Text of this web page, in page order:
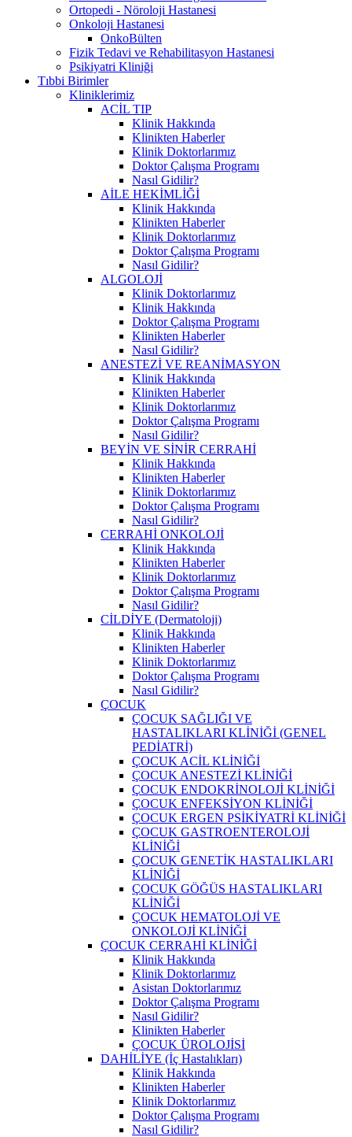
Ortopedi - Nöroloji Hastanesi
Onkoloji Hastanesi
OnkoBülten
Fizik Tedavi ve Rehabilitasyon Hastanesi
Psikiyatri Kliniği
Tıbbi Birimler
Kliniklerimiz
ACİL TIP
Klinik Hakkında
Klinikten Haberler
Klinik Doktorlarımız
Doktor Çalışma Programı
Nasıl Gidilir?
AİLE HEKİMLİĞİ
Klinik Hakkında
Klinikten Haberler
Klinik Doktorlarımız
Doktor Çalışma Programı
Nasıl Gidilir?
ALGOLOJİ
Klinik Doktorlarımız
Klinik Hakkında
Doktor Çalışma Programı
Klinikten Haberler
Nasıl Gidilir?
ANESTEZİ VE REANİMASYON
Klinik Hakkında
Klinikten Haberler
Klinik Doktorlarımız
Doktor Çalışma Programı
Nasıl Gidilir?
BEYİN VE SİNİR CERRAHİ
Klinik Hakkında
Klinikten Haberler
Klinik Doktorlarımız
Doktor Çalışma Programı
Nasıl Gidilir?
CERRAHİ ONKOLOJİ
Klinik Hakkında
Klinikten Haberler
Klinik Doktorlarımız
Doktor Çalışma Programı
Nasıl Gidilir?
CİLDİYE (Dermatoloji)
Klinik Hakkında
Klinikten Haberler
Klinik Doktorlarımız
Doktor Çalışma Programı
Nasıl Gidilir?
ÇOCUK
ÇOCUK SAĞLIĞI VE
HASTALIKLARI KLİNİĞİ (GENEL
PEDİATRİ)
ÇOCUK ACİL KLİNİĞİ
ÇOCUK ANESTEZİ KLİNİĞİ
ÇOCUK ENDOKRİNOLOJİ KLİNİĞİ
ÇOCUK ENFEKSİYON KLİNİĞİ
ÇOCUK ERGEN PSİKİYATRİ KLİNİĞİ
ÇOCUK GASTROENTEROLOJİ
KLİNİĞİ
ÇOCUK GENETİK HASTALIKLARI
KLİNİĞİ
ÇOCUK GÖĞÜS HASTALIKLARI
KLİNİĞİ
ÇOCUK HEMATOLOJİ VE
ONKOLOJİ KLİNİĞİ
ÇOCUK CERRAHİ KLİNİĞİ
Klinik Hakkında
Klinik Doktorlarımız
Asistan Doktorlarımız
Doktor Çalışma Programı
Nasıl Gidilir?
Klinikten Haberler
ÇOCUK ÜROLOJİSİ
DAHİLİYE (İç Hastalıkları)
Klinik Hakkında
Klinikten Haberler
Klinik Doktorlarımız
Doktor Çalışma Programı
Nasıl Gidilir?